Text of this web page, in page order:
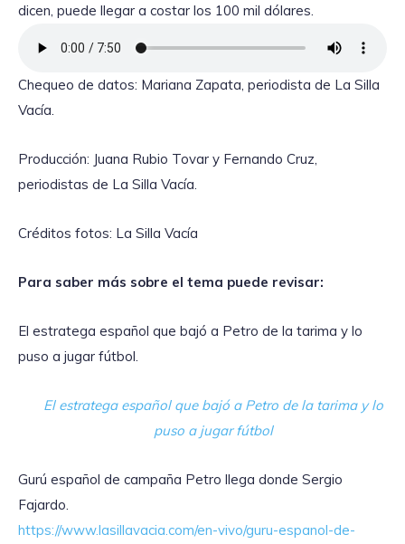
dicen, puede llegar a costar los 100 mil dólares.
Chequeo de datos: Mariana Zapata, periodista de La Silla
Vacía.
Producción: Juana Rubio Tovar y Fernando Cruz,
periodistas de La Silla Vacía.
Créditos fotos: La Silla Vacía
Para saber más sobre el tema puede revisar:
El estratega español que bajó a Petro de la tarima y lo
puso a jugar fútbol.
El estratega español que bajó a Petro de la tarima y lo
puso a jugar fútbol
Gurú español de campaña Petro llega donde Sergio
Fajardo.
https://www.lasillavacia.com/en-vivo/guru-espanol-de-